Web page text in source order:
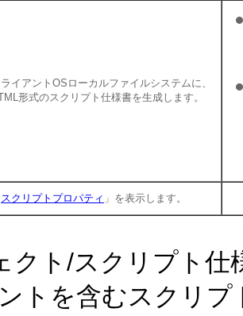
イアントOSローカルファイルシステムに、
形式のスクリプト仕様書を生成します。
スクリプトプロパティ 」を表示します。
クト/スクリプト仕
トを含むスクリ